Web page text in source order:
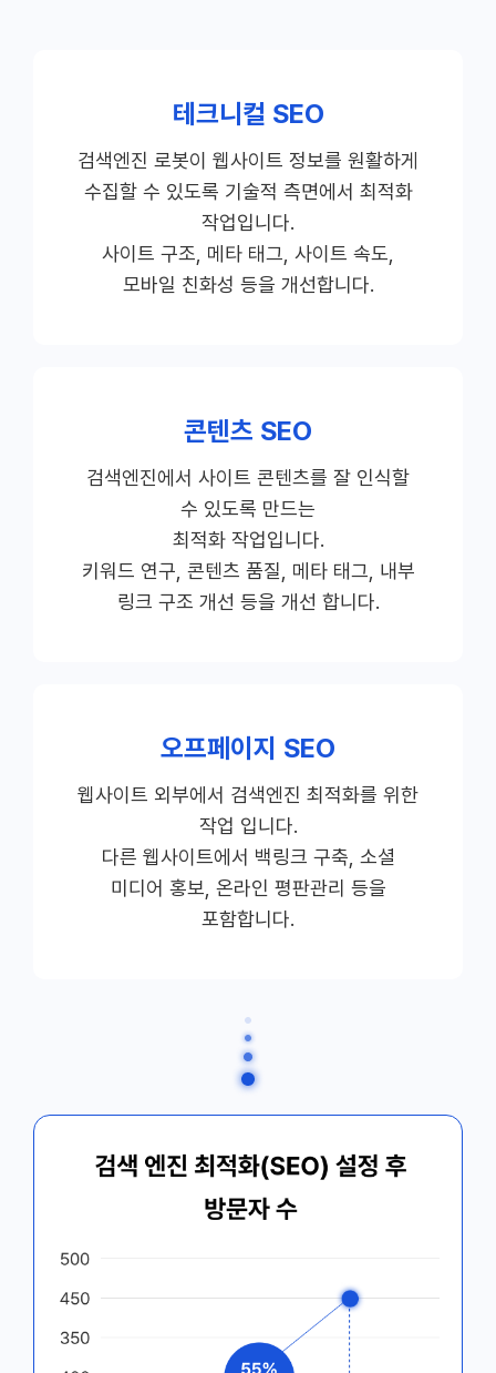
테크니컬 SEO
검색엔진 로봇이 웹사이트 정보를 원활하게
수집할 수 있도록 기술적 측면에서 최적화
작업입니다.
사이트 구조, 메타 태그, 사이트 속도,
모바일 친화성 등을 개선합니다.
콘텐츠 SEO
검색엔진에서 사이트 콘텐츠를 잘 인식할
수 있도록 만드는
최적화 작업입니다.
키워드 연구, 콘텐츠 품질, 메타 태그, 내부
링크 구조 개선 등을 개선 합니다.
오프페이지 SEO
웹사이트 외부에서 검색엔진 최적화를 위한
작업 입니다.
다른 웹사이트에서 백링크 구축, 소셜
미디어 홍보, 온라인 평판관리 등을
포함합니다.